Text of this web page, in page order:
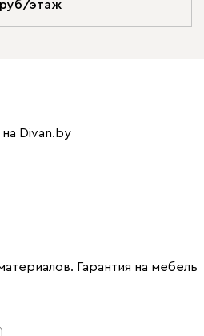
этаж
Divan.by
Гарантия на мебель